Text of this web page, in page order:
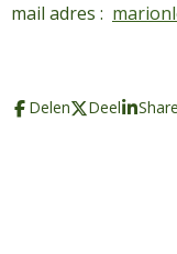
mail adres :
Delen Deel Share